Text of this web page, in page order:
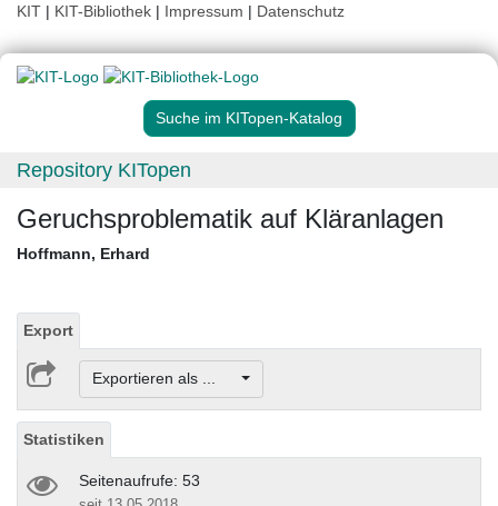
KIT | KIT-Bibliothek | Impressum | Datenschutz
Suche im KITopen-Katalog
Repository KITopen
Geruchsproblematik auf Kläranlagen
Hoffmann, Erhard
Export
Exportieren als ...
Statistiken
Seitenaufrufe: 53